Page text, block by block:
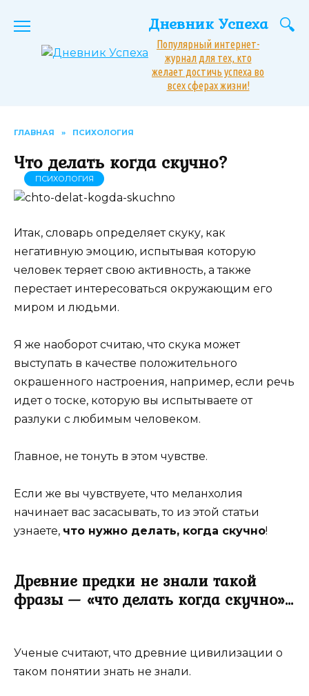
Дневник Успеха
Популярный интернет-
журнал для тех, кто
желает достичь успеха во
всех сферах жизни!
ГЛАВНАЯ » ПСИХОЛОГИЯ
Что делать когда скучно?
ПСИХОЛОГИЯ
Итак, словарь определяет скуку, как
негативную эмоцию, испытывая которую
человек теряет свою активность, а также
перестает интересоваться окружающим его
миром и людьми.
Я же наоборот считаю, что скука может
выступать в качестве положительного
окрашенного настроения, например, если речь
идет о тоске, которую вы испытываете от
разлуки с любимым человеком.
Главное, не тонуть в этом чувстве.
Если же вы чувствуете, что меланхолия
начинает вас засасывать, то из этой статьи
узнаете, что нужно делать, когда скучно!
Древние предки не знали такой
фразы — «что делать когда скучно»…
Ученые считают, что древние цивилизации о
таком понятии знать не знали.